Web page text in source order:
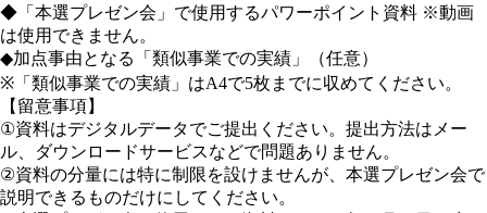
◆「本選プレゼン会」で使用するパワーポイント資料 ※動画
は使用できません。
◆加点事由となる「類似事業での実績」（任意）
※「類似事業での実績」はA4で5枚までに収めてください。
【留意事項】
①資料はデジタルデータでご提出ください。提出方法はメー
ル、ダウンロードサービスなどで問題ありません。
②資料の分量には特に制限を設けませんが、本選プレゼン会で
説明できるものだけにしてください。